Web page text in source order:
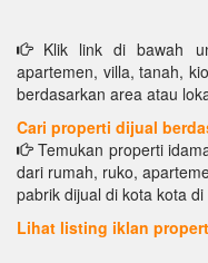
Klik link di bawah
apartemen, villa, tanah,
berdasarkan area atau
Cari properti dijual
Temukan properti
dari rumah, ruko,
pabrik dijual di kota kota
Lihat listing iklan